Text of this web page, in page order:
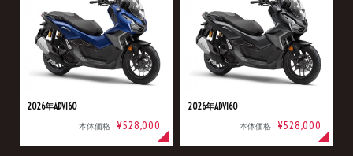
2026年ADV160
本体価格 ¥528,000
2026年ADV160
本体価格 ¥528,000